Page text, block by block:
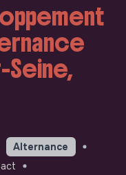
Seine,
Alternance